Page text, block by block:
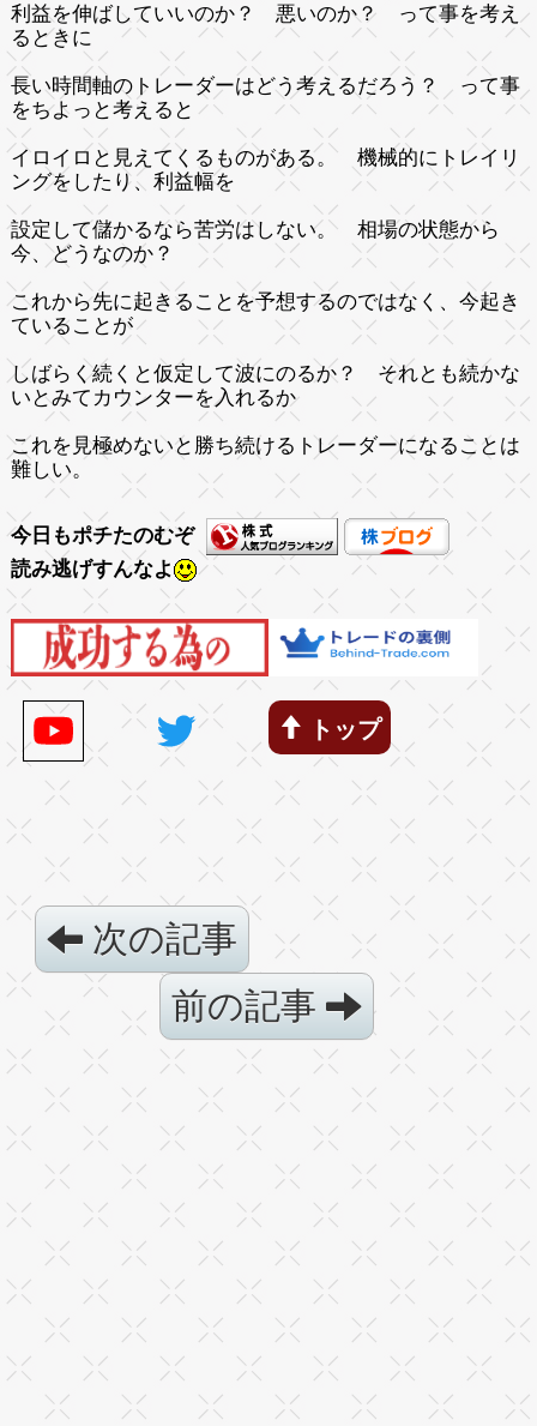
利益を伸ばしていいのか？ 悪いのか？ って事を考え
るときに
長い時間軸のトレーダーはどう考えるだろう？ って事
をちよっと考えると
イロイロと見えてくるものがある。 機械的にトレイリ
ングをしたり、利益幅を
設定して儲かるなら苦労はしない。 相場の状態から
今、どうなのか？
これから先に起きることを予想するのではなく、今起き
ていることが
しばらく続くと仮定して波にのるか？ それとも続かな
いとみてカウンターを入れるか
これを見極めないと勝ち続けるトレーダーになることは
難しい。
今日もポチたのむぞ
読み逃げすんなよ
トップ
次の記事
前の記事